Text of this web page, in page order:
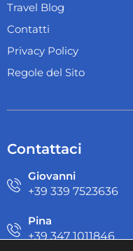
Travel Blog
Contatti
Privacy Policy
Regole del Sito
Contattaci
Giovanni
+39 ‭339 7523636‬
Pina
+39 ‭347 1011846‬